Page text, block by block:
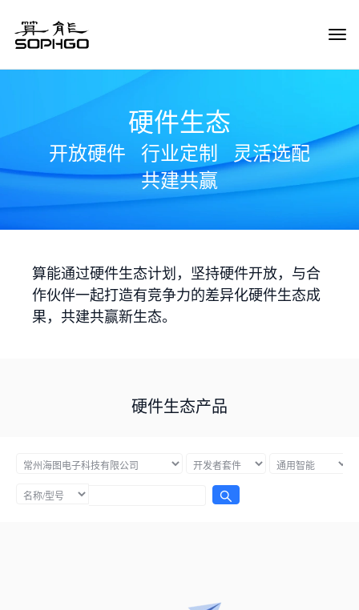
硬件生态
开放硬件 行业定制
灵活选配
共建共赢
算能通过硬件生态计划，坚持硬件开放，与合
作伙伴一起打造有竞争力的差异化硬件生态成
果，共建共赢新生态。
硬件生态产品